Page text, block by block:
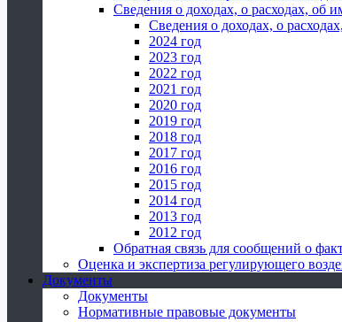
Сведения о доходах, о расходах, об
Сведения о доходах, о
2024 год
2023 год
2022 год
2021 год
2020 год
2019 год
2018 год
2017 год
2016 год
2015 год
2014 год
2013 год
2012 год
Обратная связь для сообщений о
Оценка и экспертиза регулирующего
Документы
Документы
Нормативные правовые документы